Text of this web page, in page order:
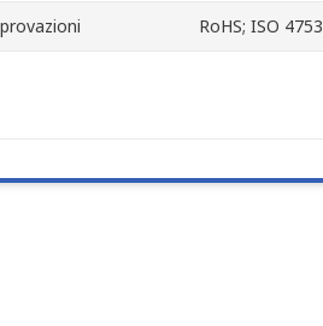
RoHS; ISO 4753